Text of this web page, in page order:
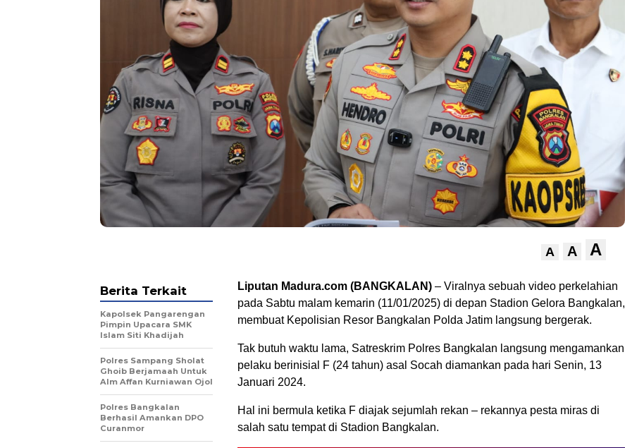
A A A
Liputan Madura.com (BANGKALAN) – Viralnya sebuah video perkelahian
pada Sabtu malam kemarin (11/01/2025) di depan Stadion Gelora Bangkalan,
membuat Kepolisian Resor Bangkalan Polda Jatim langsung bergerak.
Tak butuh waktu lama, Satreskrim Polres Bangkalan langsung mengamankan
pelaku berinisial F (24 tahun) asal Socah diamankan pada hari Senin, 13
Januari 2024.
Hal ini bermula ketika F diajak sejumlah rekan – rekannya pesta miras di
salah satu tempat di Stadion Bangkalan.
Berita Terkait
Kapolsek Pangarengan
Pimpin Upacara SMK
Islam Siti Khadijah
Polres Sampang Sholat
Ghoib Berjamaah Untuk
Alm Affan Kurniawan Ojol
Polres Bangkalan
Berhasil Amankan DPO
Curanmor